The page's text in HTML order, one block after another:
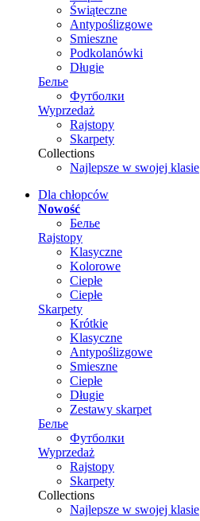
Świąteczne
Antypoślizgowe
Smieszne
Podkolanówki
Długie
Белье
Футболки
Wyprzedaż
Rajstopy
Skarpety
Collections
Najlepsze w swojej klasie
Dla chłopców
Nowość
Белье
Rajstopy
Klasyczne
Kolorowe
Ciepłe
Ciepłe
Skarpety
Krótkie
Klasyczne
Antypoślizgowe
Smieszne
Ciepłe
Długie
Zestawy skarpet
Белье
Футболки
Wyprzedaż
Rajstopy
Skarpety
Collections
Najlepsze w swojej klasie